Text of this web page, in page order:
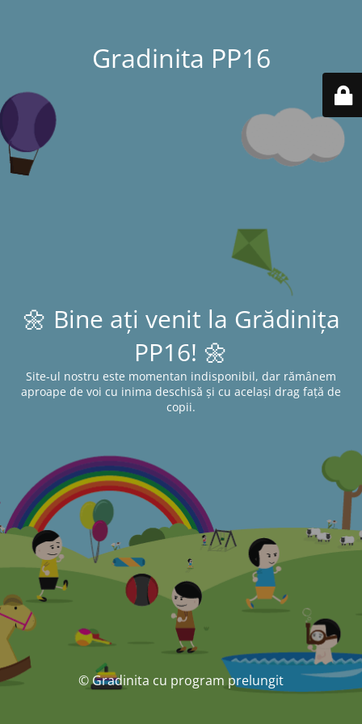
Gradinita PP16
🌼 Bine ați venit la Grădinița
PP16! 🌼
Site-ul nostru este momentan indisponibil, dar rămânem
aproape de voi cu inima deschisă și cu același drag față de
copii.
© Gradinita cu program prelungit